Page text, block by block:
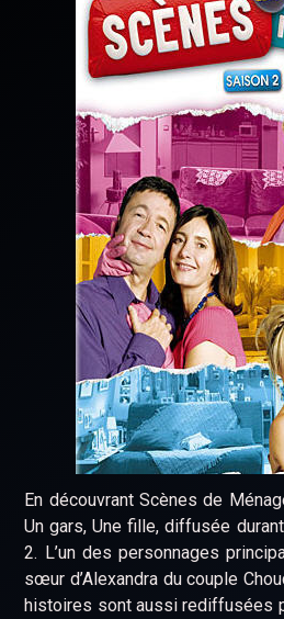
En découvrant Scènes de
Un gars, Une fille, diffusée
2. L’un des personnages
sœur d’Alexandra du couple
histoires sont aussi rediffusées